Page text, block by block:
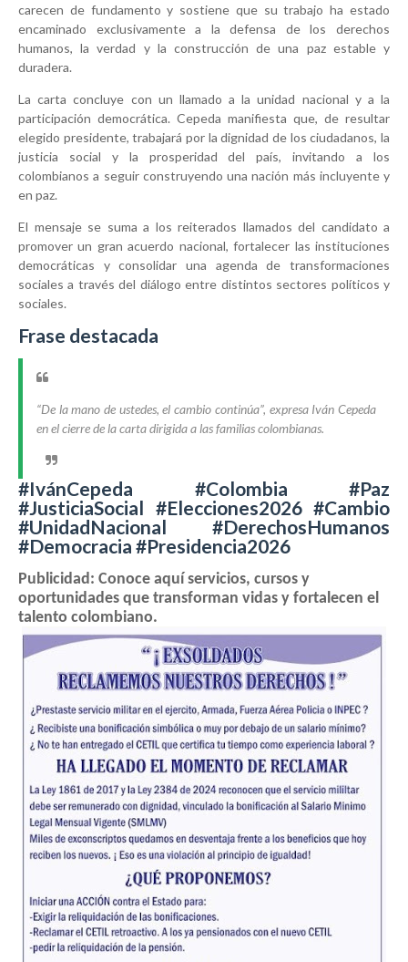
carecen de fundamento y sostiene que su trabajo ha estado
encaminado exclusivamente a la defensa de los derechos
humanos, la verdad y la construcción de una paz estable y
duradera.
La carta concluye con un llamado a la unidad nacional y a la
participación democrática. Cepeda manifiesta que, de resultar
elegido presidente, trabajará por la dignidad de los ciudadanos, la
justicia social y la prosperidad del país, invitando a los
colombianos a seguir construyendo una nación más incluyente y
en paz.
El mensaje se suma a los reiterados llamados del candidato a
promover un gran acuerdo nacional, fortalecer las instituciones
democráticas y consolidar una agenda de transformaciones
sociales a través del diálogo entre distintos sectores políticos y
sociales.
Frase destacada
“De la mano de ustedes, el cambio continúa”, expresa Iván Cepeda
en el cierre de la carta dirigida a las familias colombianas.
#IvánCepeda #Colombia #Paz
#JusticiaSocial #Elecciones2026 #Cambio
#UnidadNacional #DerechosHumanos
#Democracia #Presidencia2026
Publicidad: Conoce aquí servicios, cursos y
oportunidades que transforman vidas y fortalecen el
talento colombiano.